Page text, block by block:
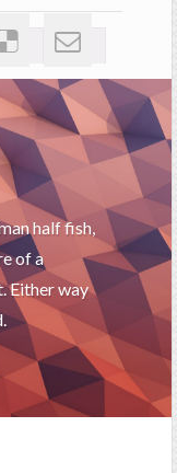
half fish,
of a
Either way